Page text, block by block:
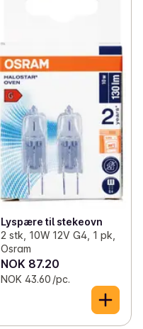
Lyspære til stekeovn
2 stk, 10W 12V G4, 1 pk,
Osram
NOK 87.20
NOK 43.60 /pc.